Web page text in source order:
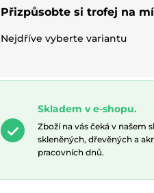
Přizpůsobte si trofej na
Nejdříve vyberte variantu
Skladem v e-shopu.
Zboží na vás čeká v našem
skleněných, dřevěných a
pracovních dnů.